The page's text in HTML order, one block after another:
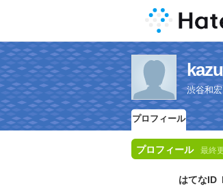
渋谷和
プロフィール
プロフィール 最終
はてなID